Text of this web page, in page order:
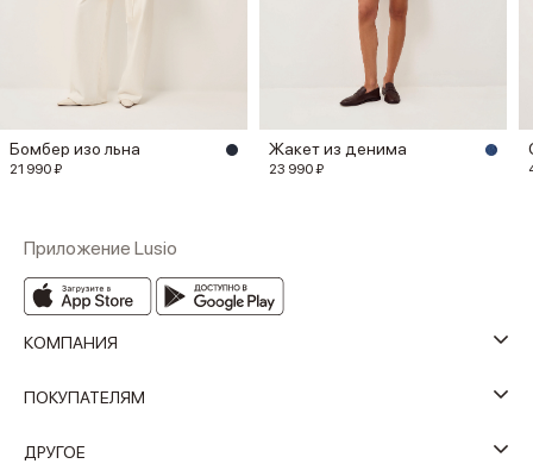
Бомбер изо льна
21 990 ₽
Жакет из денима
23 990 ₽
Приложение Lusio
КОМПАНИЯ
ПОКУПАТЕЛЯМ
ДРУГОЕ